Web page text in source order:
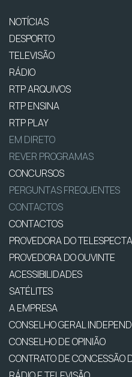
NOTÍCIAS
DESPORTO
TELEVISÃO
RÁDIO
RTP ARQUIVOS
RTP ENSINA
RTP PLAY
EM DIRETO
REVER PROGRAMAS
CONCURSOS
PERGUNTAS FREQUENTES
CONTACTOS
CONTACTOS
PROVEDORA DO
PROVEDORA DO OUVINTE
ACESSIBILIDADES
SATÉLITES
A EMPRESA
CONSELHO GERAL
CONSELHO DE OPINIÃO
CONTRATO DE CONCESSÃO